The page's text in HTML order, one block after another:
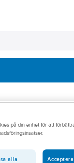
5,0"
Z50 5"
1740712
på din enhet för att
alla